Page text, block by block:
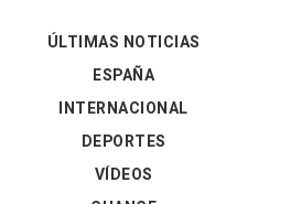
ÚLTIMAS NOTICIAS
ESPAÑA
INTERNACIONAL
DEPORTES
VÍDEOS